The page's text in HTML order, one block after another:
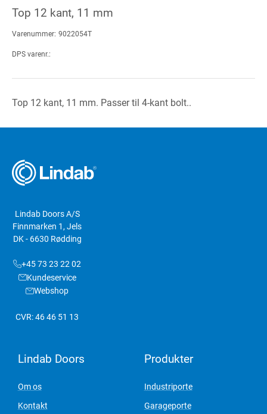
Top 12 kant, 11 mm
Varenummer: 9022054T
DPS varenr.:
Top 12 kant, 11 mm. Passer til 4-kant bolt..
Lindab Doors A/S
Finnmarken 1, Jels
DK - 6630 Rødding
+45 73 23 22 02
Kundeservice
Webshop
CVR: 46 46 51 13
Lindab Doors
Om os
Kontakt
Produkter
Industriporte
Garageporte